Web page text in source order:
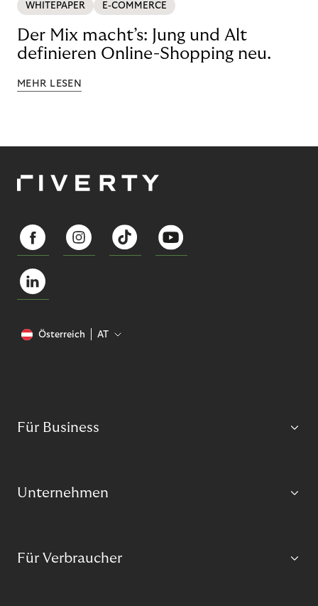
WHITEPAPER E-COMMERCE
Der Mix macht’s: Jung und Alt
definieren Online-Shopping neu.
MEHR LESEN
Österreich AT
Für Business
Unternehmen
Für Verbraucher